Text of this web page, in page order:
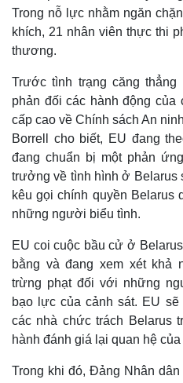
Thế giới
Quan sát
Cuộc sống đó đây
Trong nỗ lực nhằm ngăn
khích, 21 nhân viên thực thi
thương.
Trước tình trạng căng
phản đối các hành động
cấp cao về Chính sách An
Borrell cho biết, EU đang
đang chuẩn bị một phản
trưởng về tình hình ở Belarus
kêu gọi chính quyền
những người biểu tình.
EU coi cuộc bầu cử ở
bằng và đang xem xét khả
trừng phạt đối với những
bạo lực của cảnh sát. EU
các nhà chức trách Belarus
hành đánh giá lại quan hệ
Trong khi đó, Đảng Nhân